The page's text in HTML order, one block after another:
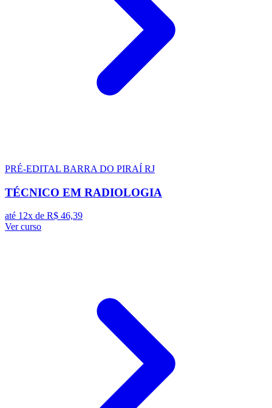
PRÉ-EDITAL BARRA DO PIRAÍ RJ
TÉCNICO EM RADIOLOGIA
até 12x de R$ 46,39
Ver curso